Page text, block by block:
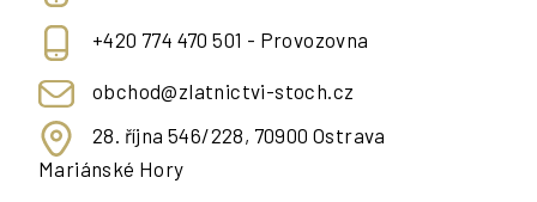
+420 774 470 501 - Provozovna
obchod@zlatnictvi-stoch.cz
28. října 546/228, 70900 Ostrava
Mariánské Hory